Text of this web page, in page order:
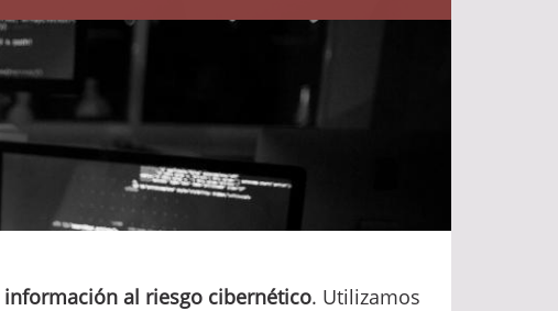
información al riesgo cibernético. Utilizamos